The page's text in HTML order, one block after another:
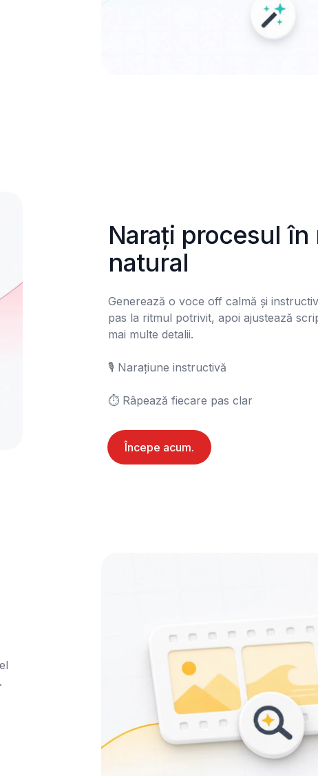
Narați procesul în
natural
Generează o voce off calmă și
pas la ritmul potrivit, apoi ajustează
mai multe detalii.
🎙️ Narațiune instructivă
⏱️ Râpează fiecare pas clar
Începe acum.